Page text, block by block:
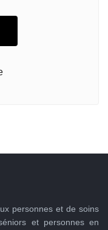
personnes et de soins
et personnes en